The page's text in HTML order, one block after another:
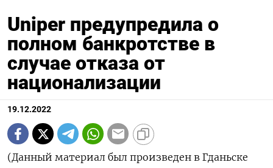
Uniper предупредила о
полном банкротстве в
случае отказа от
национализации
19.12.2022
(Данный материал был произведен в Гданьске